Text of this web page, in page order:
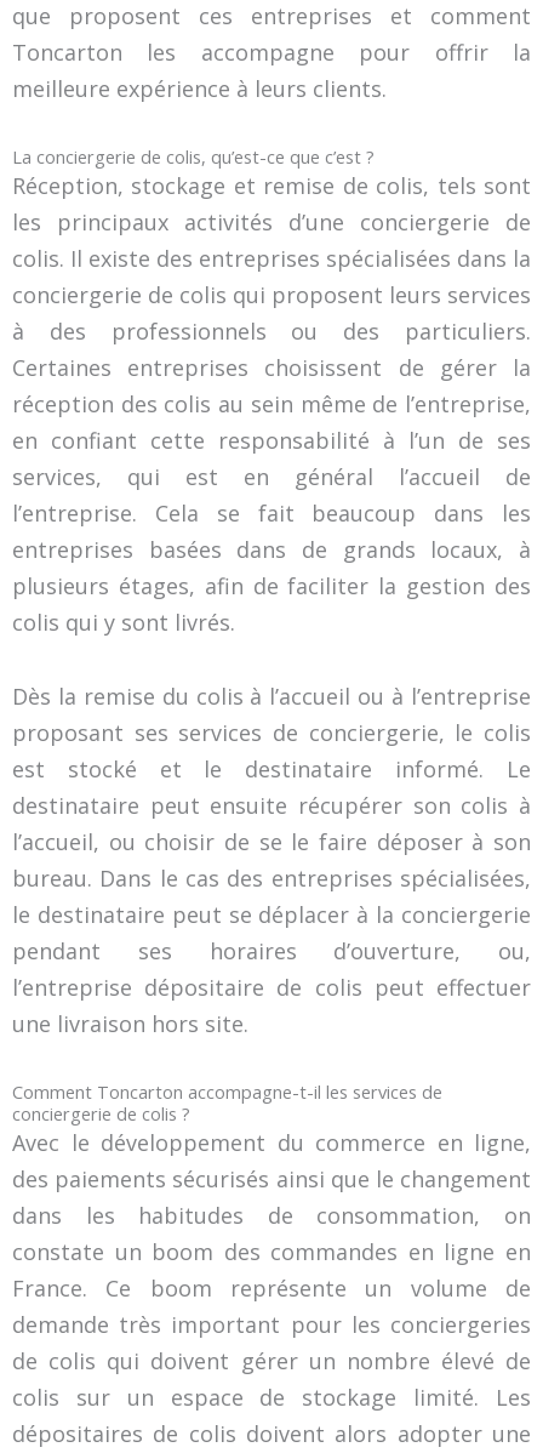
que proposent ces entreprises et comment
Toncarton les accompagne pour offrir la
meilleure expérience à leurs clients.
La conciergerie de colis, qu’est-ce que c’est ?
Réception, stockage et remise de colis, tels sont
les principaux activités d’une conciergerie de
colis. Il existe des entreprises spécialisées dans la
conciergerie de colis qui proposent leurs services
à des professionnels ou des particuliers.
Certaines entreprises choisissent de gérer la
réception des colis au sein même de l’entreprise,
en confiant cette responsabilité à l’un de ses
services, qui est en général l’accueil de
l’entreprise. Cela se fait beaucoup dans les
entreprises basées dans de grands locaux, à
plusieurs étages, afin de faciliter la gestion des
colis qui y sont livrés.
Dès la remise du colis à l’accueil ou à l’entreprise
proposant ses services de conciergerie, le colis
est stocké et le destinataire informé. Le
destinataire peut ensuite récupérer son colis à
l’accueil, ou choisir de se le faire déposer à son
bureau. Dans le cas des entreprises spécialisées,
le destinataire peut se déplacer à la conciergerie
pendant ses horaires d’ouverture, ou,
l’entreprise dépositaire de colis peut effectuer
une livraison hors site.
Comment Toncarton accompagne-t-il les services de
conciergerie de colis ?
Avec le développement du commerce en ligne,
des paiements sécurisés ainsi que le changement
dans les habitudes de consommation, on
constate un boom des commandes en ligne en
France. Ce boom représente un volume de
demande très important pour les conciergeries
de colis qui doivent gérer un nombre élevé de
colis sur un espace de stockage limité. Les
dépositaires de colis doivent alors adopter une